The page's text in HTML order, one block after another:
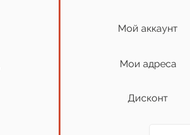
Мой аккаунт
Мои адреса
Дисконт